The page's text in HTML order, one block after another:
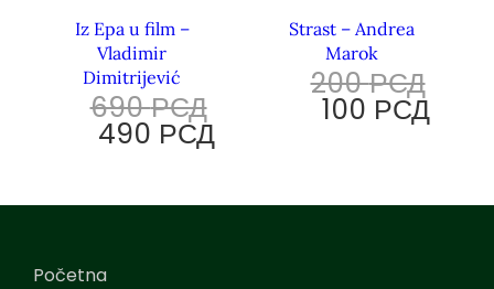
Iz Epa u film –
Vladimir
Dimitrijević
690РСД
490 РСД
Strast – Andrea
Marok
200РСД
100 РСД
Početna